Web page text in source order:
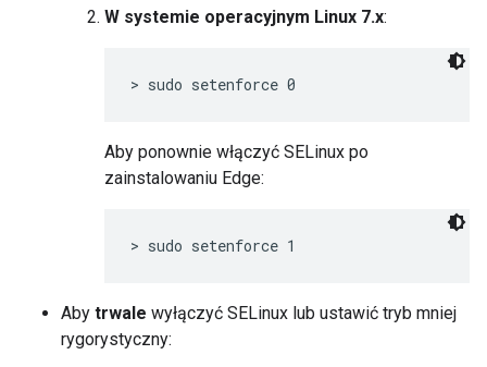
W systemie operacyjnym Linux 7.x:
> sudo setenforce 0
Aby ponownie włączyć SELinux po
zainstalowaniu Edge:
> sudo setenforce 1
Aby trwale wyłączyć SELinux lub ustawić tryb mniej
rygorystyczny: